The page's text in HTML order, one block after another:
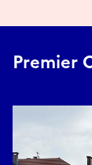
Premier